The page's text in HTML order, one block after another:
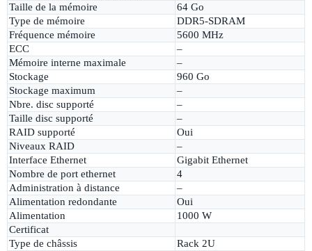
Taille de la mémoire
64 Go
Type de mémoire
DDR5-SDRAM
Fréquence mémoire
5600 MHz
ECC
–
Mémoire interne maximale
–
Stockage
960 Go
Stockage maximum
–
Nbre. disc supporté
–
Taille disc supporté
–
RAID supporté
Oui
Niveaux RAID
–
Interface Ethernet
Gigabit Ethernet
Nombre de port ethernet
4
Administration à distance
–
Alimentation redondante
Oui
Alimentation
1000 W
Certificat
Type de châssis
Rack 2U